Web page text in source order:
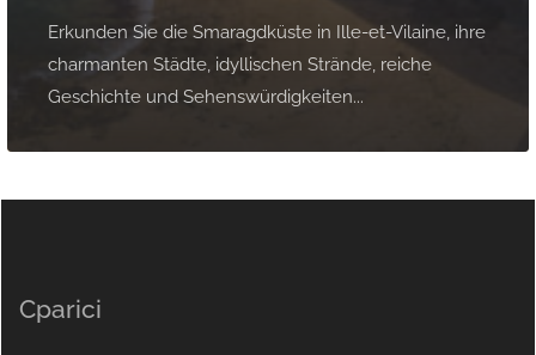
Erkunden Sie die Smaragdküste in Ille-et-Vilaine, ihre
charmanten Städte, idyllischen Strände, reiche
Geschichte und Sehenswürdigkeiten...
Cparici